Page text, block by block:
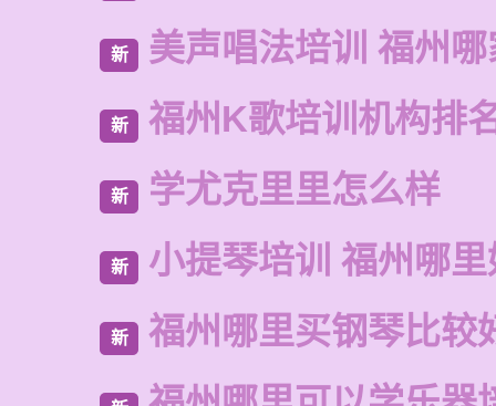
新 美声唱法培训 福州
新 福州K歌培训机构排
新 学尤克里里怎么样
新 小提琴培训 福州哪
新 福州哪里买钢琴比较